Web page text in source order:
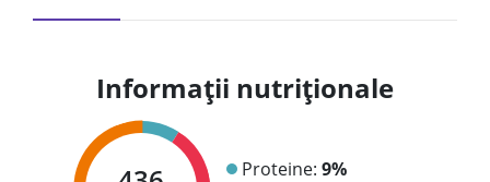
Informații nutriționale
Proteine: 9%